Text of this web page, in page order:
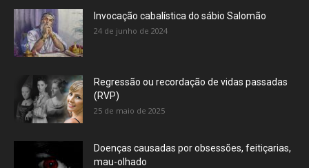
Invocação cabalística do sábio Salomão
24 de junho de 2024
Regressão ou recordação de vidas passadas
(RVP)
25 de maio de 2025
Doenças causadas por obsessões, feitiçarias,
mau-olhado